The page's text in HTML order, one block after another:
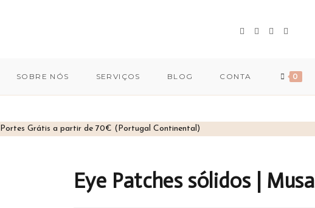
Portes Grátis a partir de 70€ (Portugal Continental)
SOBRE NÓS SERVIÇOS BLOG CONTA 0
Eye Patches sólidos | Musa